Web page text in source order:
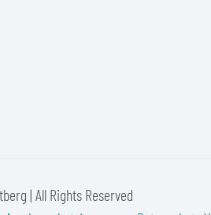
| All Rights Reserved